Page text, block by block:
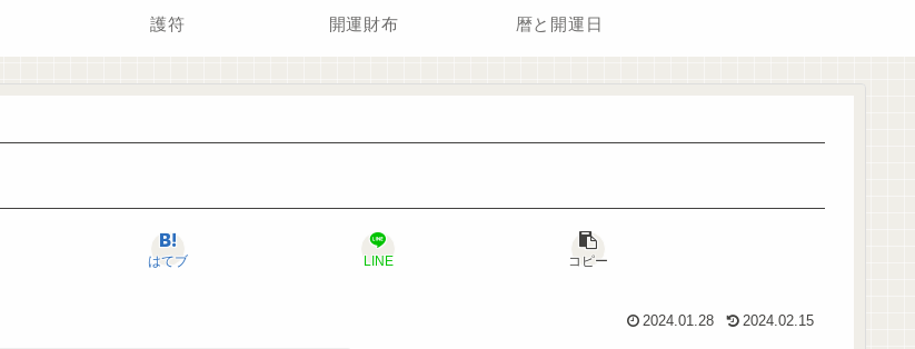
護符 開運財布 暦と開運日
はてブ LINE コピー
2024.01.28 2024.02.15